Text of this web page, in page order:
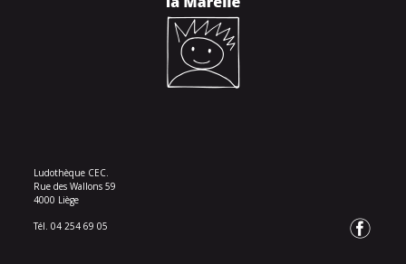
Ludothèque CEC.
Rue des Wallons 59
4000 Liège
Tél. 04 254 69 05